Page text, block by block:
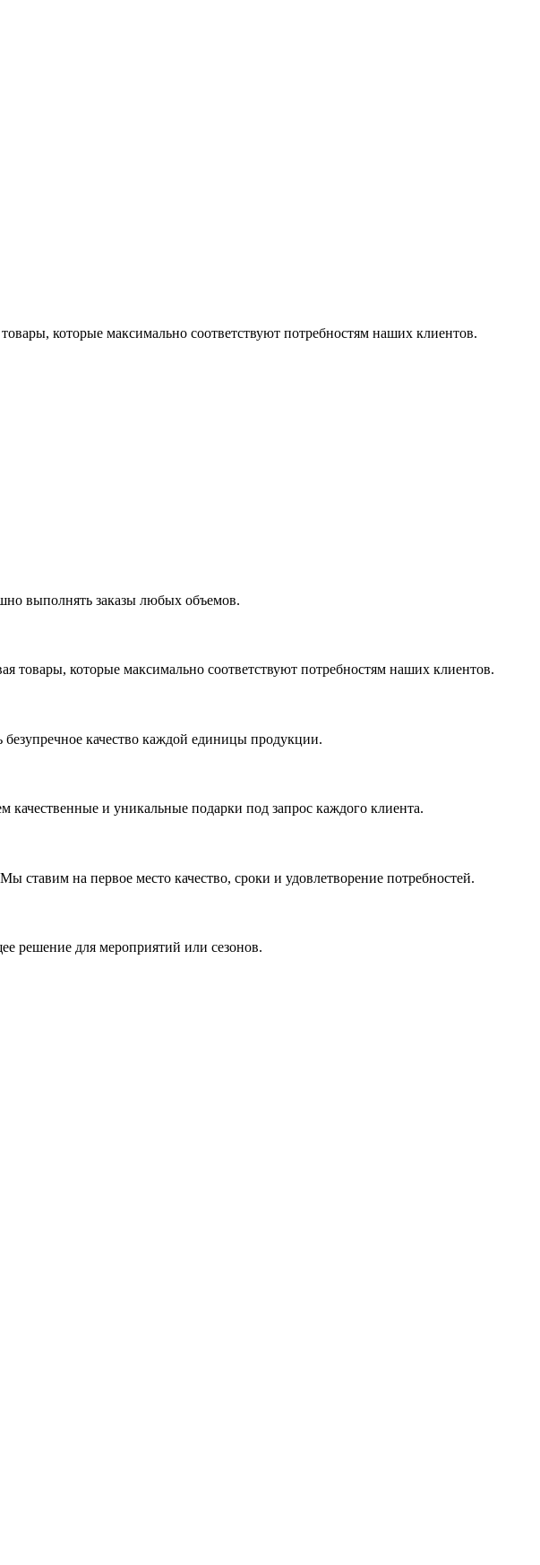
которые максимально соответствуют потребностям наших клиентов.
выполнять заказы любых объемов.
товары, которые максимально соответствуют потребностям наших клиентов.
безупречное качество каждой единицы продукции.
и уникальные подарки под запрос каждого клиента.
на первое место качество, сроки и удовлетворение потребностей.
решение для мероприятий или сезонов.